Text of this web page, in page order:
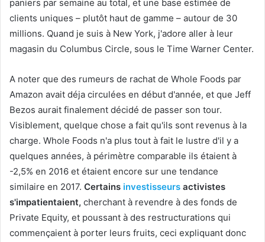
paniers par semaine au total, et une base estimée de
clients uniques – plutôt haut de gamme – autour de 30
millions. Quand je suis à New York, j'adore aller à leur
magasin du Columbus Circle, sous le Time Warner Center.
A noter que des rumeurs de rachat de Whole Foods par
Amazon avait déja circulées en début d'année, et que Jeff
Bezos aurait finalement décidé de passer son tour.
Visiblement, quelque chose a fait qu'ils sont revenus à la
charge. Whole Foods n'a plus tout à fait le lustre d'il y a
quelques années, à périmètre comparable ils étaient à
-2,5% en 2016 et étaient encore sur une tendance
similaire en 2017. Certains investisseurs activistes
s'impatientaient, cherchant à revendre à des fonds de
Private Equity, et poussant à des restructurations qui
commençaient à porter leurs fruits, ceci expliquant donc